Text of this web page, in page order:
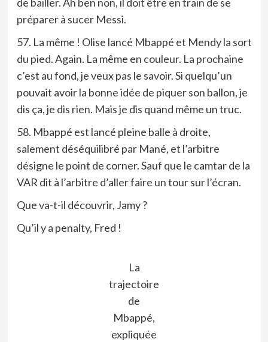
de bailler. Ah ben non, il doit être en train de se
préparer à sucer Messi.
57. La même ! Olise lancé Mbappé et Mendy la sort
du pied. Again. La même en couleur. La prochaine
c’est au fond, je veux pas le savoir. Si quelqu’un
pouvait avoir la bonne idée de piquer son ballon, je
dis ça, je dis rien. Mais je dis quand même un truc.
58. Mbappé est lancé pleine balle à droite,
salement déséquilibré par Mané, et l’arbitre
désigne le point de corner. Sauf que le camtar de la
VAR dit à l’arbitre d’aller faire un tour sur l’écran.
Que va-t-il découvrir, Jamy ?
Qu’il y a penalty, Fred !
La
trajectoire
de
Mbappé,
expliquée